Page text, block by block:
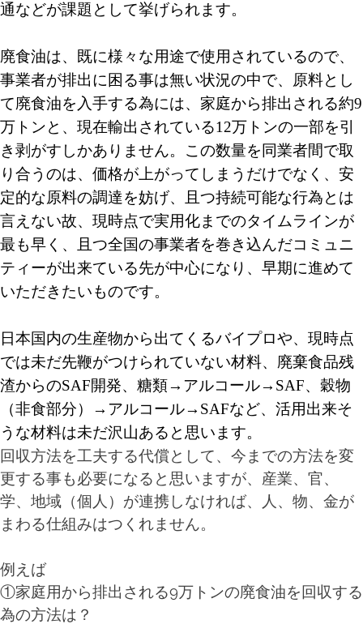
通などが課題として挙げられます。
廃食油は、既に様々な用途で使用されているので、
事業者が排出に困る事は無い状況の中で、原料とし
て廃食油を入手する為には、家庭から排出される約9
万トンと、現在輸出されている12万トンの一部を引
き剥がすしかありません。この数量を同業者間で取
り合うのは、価格が上がってしまうだけでなく、安
定的な原料の調達を妨げ、且つ持続可能な行為とは
言えない故、現時点で実用化までのタイムラインが
最も早く、且つ全国の事業者を巻き込んだコミュニ
ティーが出来ている先が中心になり、早期に進めて
いただきたいものです。
日本国内の生産物から出てくるバイプロや、現時点
では未だ先鞭がつけられていない材料、廃棄食品残
渣からのSAF開発、糖類→アルコール→SAF、穀物
（非食部分）→アルコール→SAFなど、活用出来そ
うな材料は未だ沢山あると思います。
回収方法を工夫する代償として、今までの方法を変
更する事も必要になると思いますが、産業、官、
学、地域（個人）が連携しなければ、人、物、金が
まわる仕組みはつくれません。
例えば
①家庭用から排出される9万トンの廃食油を回収する
為の方法は？